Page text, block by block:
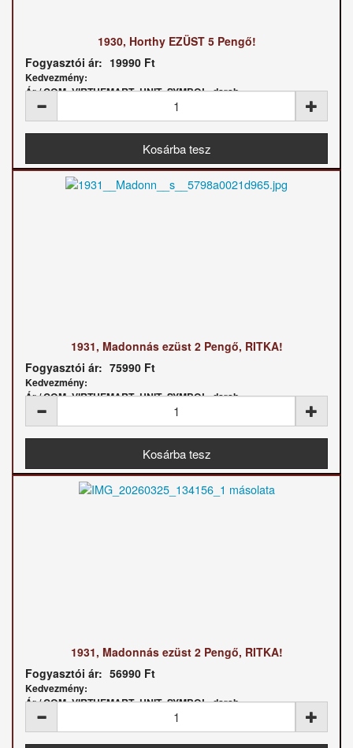
1930, Horthy EZÜST 5 Pengő!
Fogyasztói ár: 19990 Ft
Kedvezmény:
Ár / COM_VIRTUEMART_UNIT_SYMBOL_darab:
1931, Madonnás ezüst 2 Pengő, RITKA!
Fogyasztói ár: 75990 Ft
Kedvezmény:
Ár / COM_VIRTUEMART_UNIT_SYMBOL_darab:
1931, Madonnás ezüst 2 Pengő, RITKA!
Fogyasztói ár: 56990 Ft
Kedvezmény:
Ár / COM_VIRTUEMART_UNIT_SYMBOL_darab: